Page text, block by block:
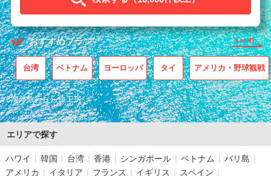
おすすめプラン
台湾 ベトナム ヨーロッパ タイ アメリカ・野球観戦
scroll
海外旅行なら旅工房
エリアで探す
ハワイ 韓国 台湾 香港 シンガポール ベトナム
バリ島
アメリカ
イタリア フランス イギリス
スペイン